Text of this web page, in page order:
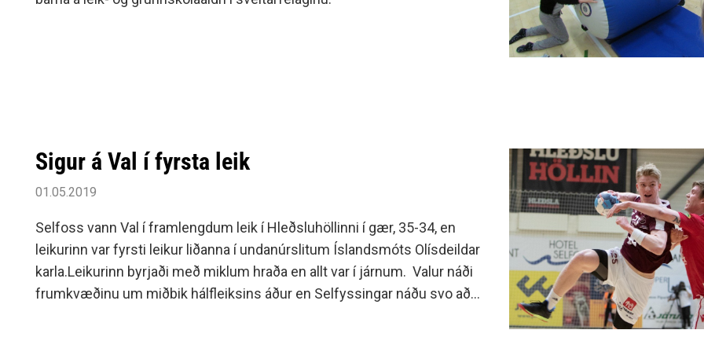
Siðareglur Umf. Selfoss
minjanefndar
Sigur á Val í fyrsta leik
01.05.2019
Selfoss vann Val í framlengdum leik í Hleðsluhöllinni í gær, 35-34, en
leikurinn var fyrsti leikur liðanna í undanúrslitum Íslandsmóts Olísdeildar
karla.Leikurinn byrjaði með miklum hraða en allt var í járnum. Valur náði
frumkvæðinu um miðbik hálfleiksins áður en Selfyssingar náðu svo að